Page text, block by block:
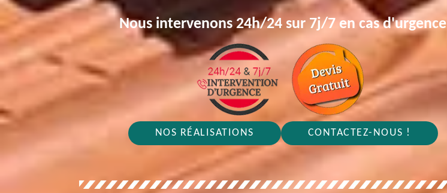
Nous intervenons 24h/24 sur 7j/7 en cas d'urgence
NOS RÉALISATIONS CONTACTEZ-NOUS !